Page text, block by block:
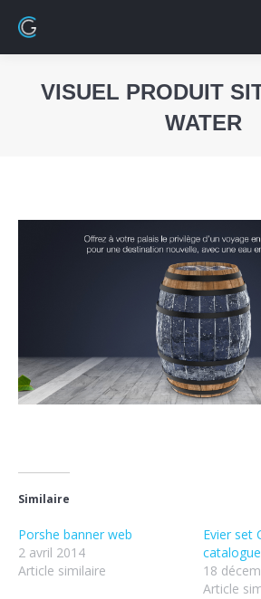
VISUEL PRODUIT
WATER
Similaire
Porshe banner web
2 avril 2014
Article similaire
Evier set
18
Article